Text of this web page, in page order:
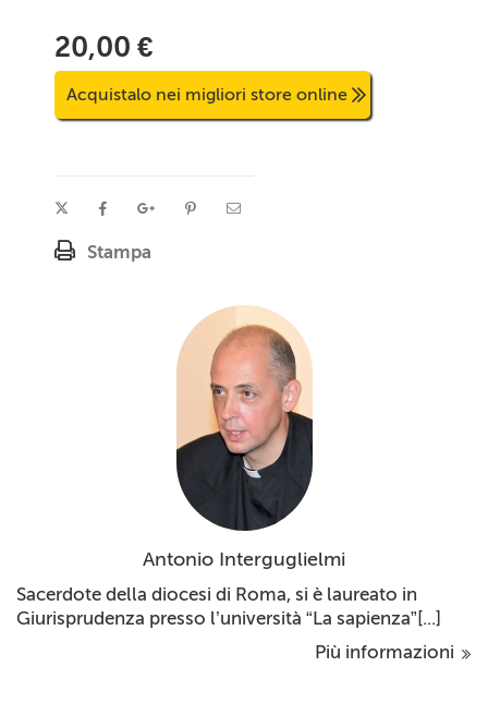
20,00 €
Acquistalo nei migliori store online
Stampa
Antonio Interguglielmi
Sacerdote della diocesi di Roma, si è laureato in
Giurisprudenza presso l’università “La sapienza”[...]
Più informazioni